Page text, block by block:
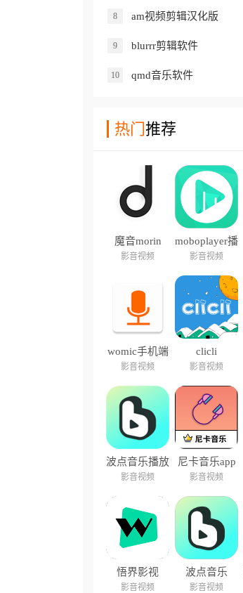
8 am视频剪辑汉化版
9 blurrr剪辑软件
10 qmd音乐软件
热门推荐
魔音morin
影音视频
moboplayer播
放器
影音视频
womic手机端
中文版
影音视频
clicli
影音视频
波点音乐播放
器
影音视频
尼卡音乐app
影音视频
悟界影视
影音视频
波点音乐
影音视频